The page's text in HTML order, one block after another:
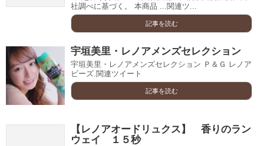
社調べに基づく。 本商品 ...関連ツ...
記事を読む
宇垣美里・レノアメンズセレクション
宇垣美里・レノアメンズセレクション Ｐ＆Ｇ レノア
ビーズ.関連ツイート
記事を読む
【レノアオードリュクス】 香りのラン
ウェイ １５秒